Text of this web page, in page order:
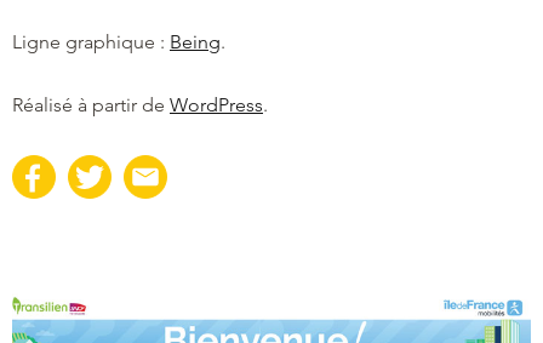
Ligne graphique : Being.
Réalisé à partir de WordPress.